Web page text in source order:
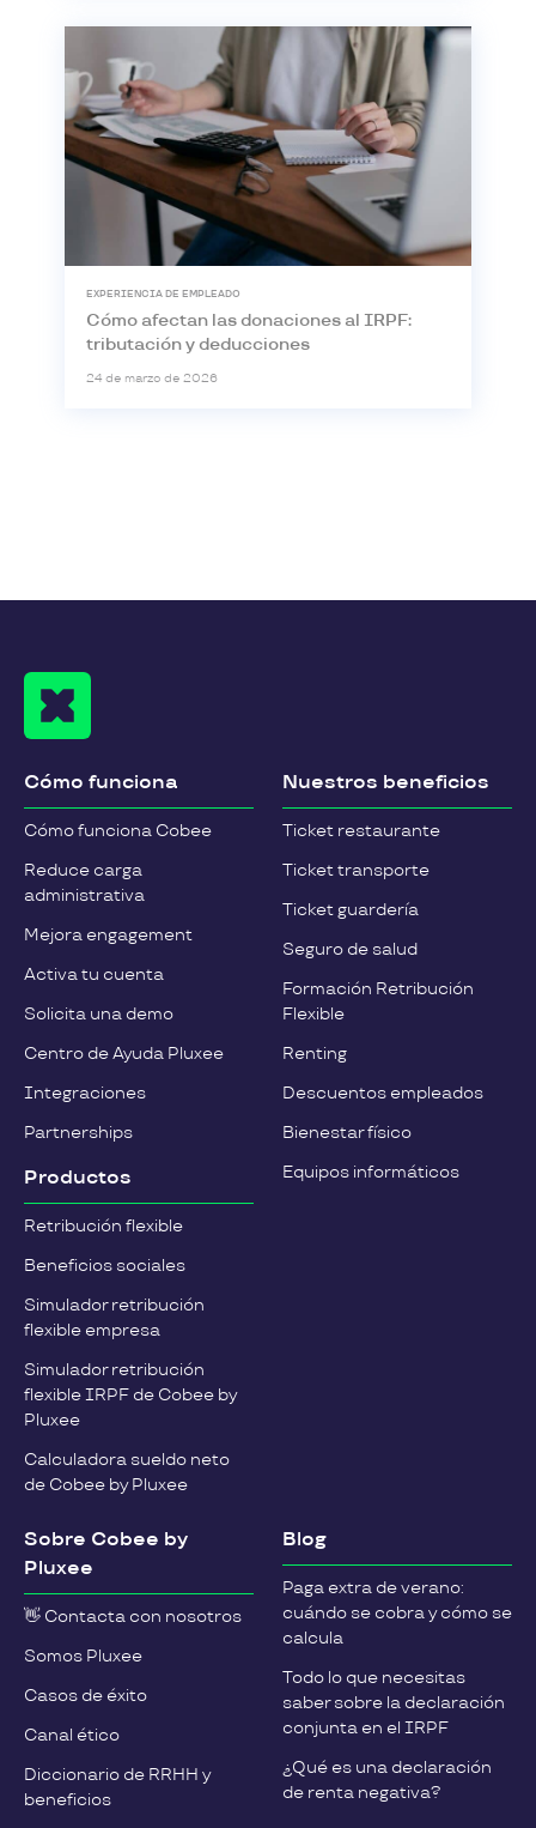
EXPERIENCIA DE EMPLEADO
Cómo afectan las donaciones al IRPF:
tributación y deducciones
24 de marzo de 2026
Cómo funciona
Cómo funciona Cobee
Reduce carga
administrativa
Mejora engagement
Activa tu cuenta
Solicita una demo
Centro de Ayuda Pluxee
Integraciones
Partnerships
Productos
Retribución flexible
Beneficios sociales
Simulador retribución
flexible empresa
Simulador retribución
flexible IRPF de Cobee by
Pluxee
Calculadora sueldo neto
de Cobee by Pluxee
Nuestros beneficios
Ticket restaurante
Ticket transporte
Ticket guardería
Seguro de salud
Formación Retribución
Flexible
Renting
Descuentos empleados
Bienestar físico
Equipos informáticos
Sobre Cobee by
Pluxee
👋 Contacta con nosotros
Somos Pluxee
Casos de éxito
Canal ético
Diccionario de RRHH y
beneficios
Blog
Paga extra de verano:
cuándo se cobra y cómo se
calcula
Todo lo que necesitas
saber sobre la declaración
conjunta en el IRPF
¿Qué es una declaración
de renta negativa?